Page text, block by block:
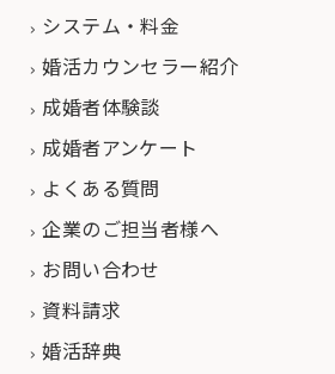
システム・料金
婚活カウンセラー紹介
成婚者体験談
成婚者アンケート
よくある質問
企業のご担当者様へ
お問い合わせ
資料請求
婚活辞典